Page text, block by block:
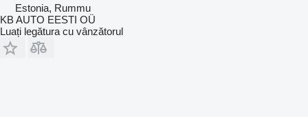
Estonia, Rummu
KB AUTO EESTI OÜ
Luați legătura cu vânzătorul